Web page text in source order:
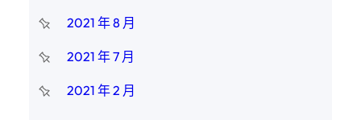
2021 年 8 月
2021 年 7 月
2021 年 2 月